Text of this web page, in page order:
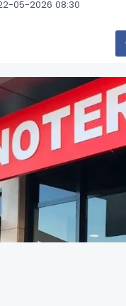
05-2026 08:30